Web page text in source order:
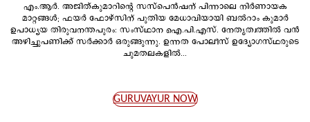
എം.ആർ. അജിത്കുമാറിന്റെ സസ്പെൻഷന് പിന്നാലെ നിർണായക
മാറ്റങ്ങൾ; ഫയർ ഫോഴ്സിന് പുതിയ മേധാവിയായി ബൽറാം കുമാർ
ഉപാധ്യയ തിരുവനന്തപുരം: സംസ്ഥാന ഐ.പി.എസ്. നേതൃത്വത്തിൽ വൻ
അഴിച്ചുപണിക്ക് സർക്കാർ ഒരുങ്ങുന്നു. ഉന്നത പോലീസ് ഉദ്യോഗസ്ഥരുടെ
ചുമതലകളിൽ...
GURUVAYUR NOW